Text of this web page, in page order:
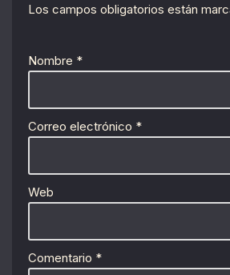
Los campos obligatorios están
Nombre *
Correo electrónico *
Web
Comentario *